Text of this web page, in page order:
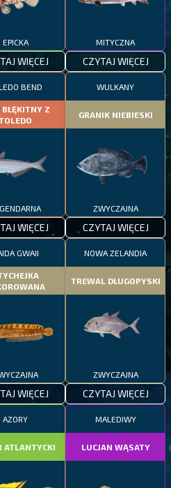
EPICKA
WIĘCEJ
MITYCZNA
CZYTAJ WIĘCEJ
BEND
BŁĘKITNY Z
WIĘCEJ
WULKANY
GRANIK NIEBIESKI
ZWYCZAJNA
CZYTAJ WIĘCEJ
GWAII
WIĘCEJ
NOWA ZELANDIA
TREWAL DŁUGOPYSKI
ZWYCZAJNA
CZYTAJ WIĘCEJ
AZORY
ATLANTYCKI
MALEDIWY
LUCJAN WĄSATY